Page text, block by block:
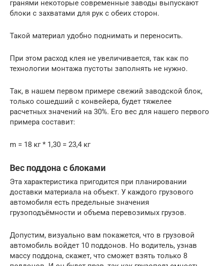
гранями некоторые современные заводы выпускают
блоки с захватами для рук с обеих сторон.
Такой материал удобно поднимать и переносить.
При этом расход клея не увеличивается, так как по
технологии монтажа пустоты заполнять не нужно.
Так, в нашем первом примере свежий заводской блок,
только сошедший с конвейера, будет тяжелее
расчетных значений на 30%. Его вес для нашего первого
примера составит:
m = 18 кг * 1,30 = 23,4 кг
Вес поддона с блоками
Эта характеристика пригодится при планировании
доставки материала на объект. У каждого грузового
автомобиля есть предельные значения
грузоподъёмности и объема перевозимых грузов.
Допустим, визуально вам покажется, что в грузовой
автомобиль войдет 10 поддонов. Но водитель, узнав
массу поддона, скажет, что сможет взять только 8